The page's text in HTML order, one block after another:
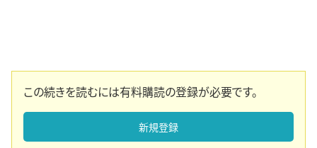
この続きを読むには有料購読の登録が必要です。
新規登録